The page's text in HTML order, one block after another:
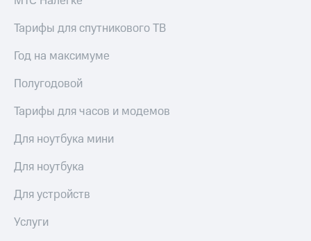
Тарифы для спутникового ТВ
Год на максимуме
Полугодовой
Тарифы для часов и модемов
Для ноутбука мини
Для ноутбука
Для устройств
Услуги